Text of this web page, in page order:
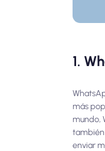
1.
más
mundo,
también
enviar